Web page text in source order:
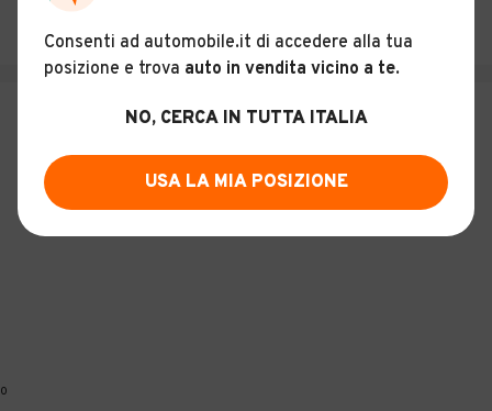
0
Consenti ad automobile.it di accedere alla tua
posizione e trova auto in vendita vicino a te.
NO, CERCA IN TUTTA ITALIA
USA LA MIA POSIZIONE